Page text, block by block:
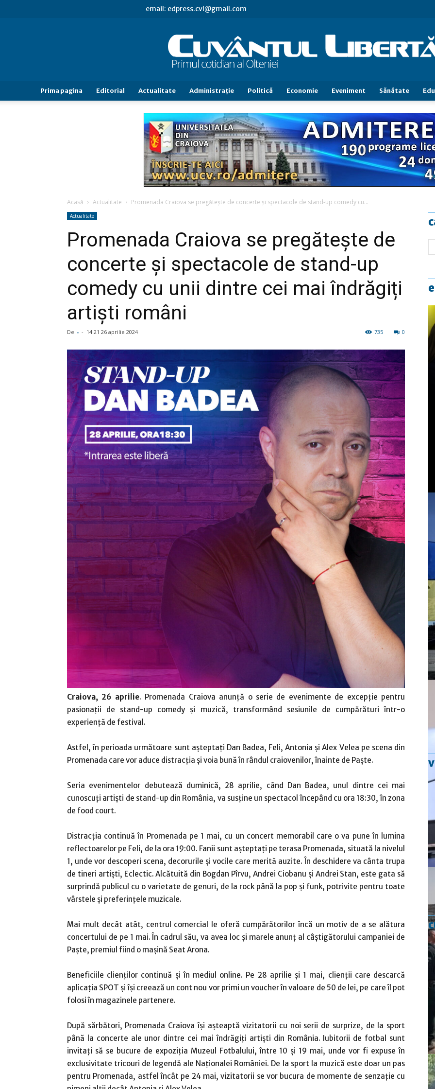
email: edpress.cvl@gmail.com
Cuvântul
Libertăţii
Prima pagina Editorial Actualitate Administraţie Politică Economie Eveniment Sănătate
Acasă Actualitate Promenada Craiova se pregătește de concerte și spectacole de stand-up comedy cu...
Actualitate
Promenada Craiova se pregătește de
concerte și spectacole de stand-up
comedy cu unii dintre cei mai îndrăgiți
artiști români
De - - 14:21 26 aprilie 2024 0
735
Craiova, 26 aprilie. Promenada Craiova anunță o serie de evenimente de excepție pentru
pasionații de stand-up comedy și muzică, transformând sesiunile de cumpărături într-o
experiență de festival.
Astfel, în perioada următoare sunt așteptați Dan Badea, Feli, Antonia și Alex Velea pe scena din
Promenada care vor aduce distracția și voia bună în rândul craiovenilor, înainte de Paște.
Seria evenimentelor debutează duminică, 28 aprilie, când Dan Badea, unul dintre cei mai
cunoscuți artiști de stand-up din România, va susține un spectacol începând cu ora 18:30, în zona
de food court.
Distracția continuă în Promenada pe 1 mai, cu un concert memorabil care o va pune în lumina
reflectoarelor pe Feli, de la ora 19:00. Fanii sunt așteptați pe terasa Promenada, situată la nivelul
1, unde vor descoperi scena, decorurile și vocile care merită auzite. În deschidere va cânta trupa
de tineri artiști, Eclectic. Alcătuită din Bogdan Pîrvu, Andrei Ciobanu și Andrei Stan, este gata să
surprindă publicul cu o varietate de genuri, de la rock până la pop și funk, potrivite pentru toate
vârstele și preferințele muzicale.
Mai mult decât atât, centrul comercial le oferă cumpărătorilor încă un motiv de a se alătura
concertului de pe 1 mai. În cadrul său, va avea loc și marele anunț al câștigătorului campaniei de
Paște, premiul fiind o mașină Seat Arona.
Beneficiile clienților continuă și în mediul online. Pe 28 aprilie și 1 mai, clienții care descarcă
aplicația SPOT și își creează un cont nou vor primi un voucher în valoare de 50 de lei, pe care îl pot
folosi în magazinele partenere.
După sărbători, Promenada Craiova își așteaptă vizitatorii cu noi serii de surprize, de la sport
până la concerte ale unor dintre cei mai îndrăgiți artiști din România. Iubitorii de fotbal sunt
invitați să se bucure de expoziția Muzeul Fotbalului, între 10 și 19 mai, unde vor fi expuse în
exclusivitate tricouri de legendă ale Naționalei României. De la sport la muzică este doar un pas
pentru Promenada, astfel încât pe 24 mai, vizitatorii se vor bucura de momente de senzație cu